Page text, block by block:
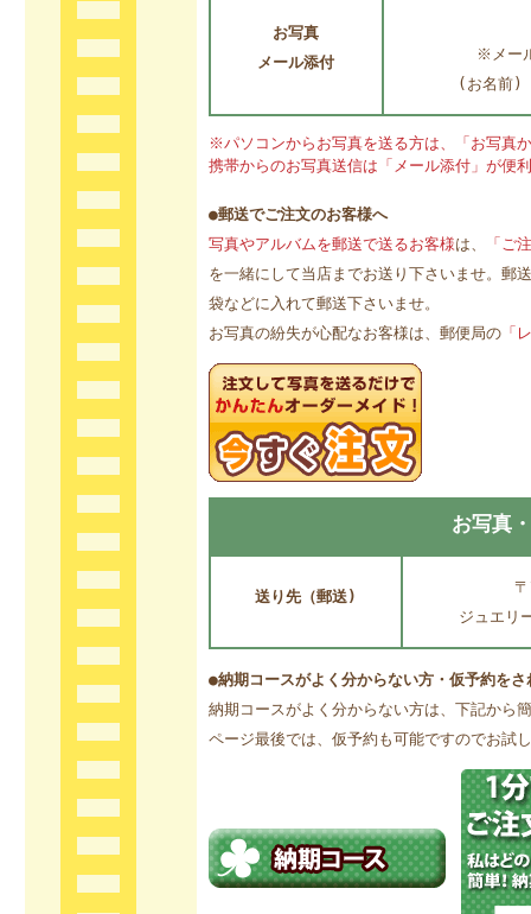
お写真
メール添付
※メー
(お名前)
※パソコンからお写真を送る方は、「お写真
携帯からのお写真送信は「メール添付」が便
●郵送でご注文のお客様へ
写真やアルバムを郵送で送るお客様は、
「ご
を一緒にして当店までお送り下さいませ。郵
袋などに入れて郵送下さいませ。
お写真の紛失が心配なお客様は、郵便局の「
お写真
送り先（郵送)
ジュエリ
●納期コースがよく分からない方・仮予約をさ
納期コースがよく分からない方は、下記から
ページ最後では、仮予約も可能ですのでお試